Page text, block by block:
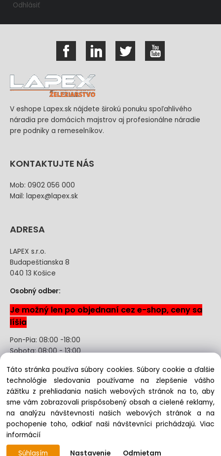
Odhlásiť
V eshope Lapex.sk nájdete širokú ponuku spoľahlivého
náradia pre domácich majstrov aj profesionálne náradie
pre podniky a remeselníkov.
KONTAKTUJTE NÁS
Mob: 0902 056 000
Mail: lapex@lapex.sk
ADRESA
LAPEX s.r.o.
Budapeštianska 8
040 13 Košice
Osobný odber:
Je možný len po objednaní cez e-shop, ceny sa
líšia
Pon-Pia: 08:00 -18:00
Sobota: 08:00 - 13:00
Odstúpenie od kúpnej zmluvy uzavretej na diaľku bez
registrácie
Copyright © 2022 lapex.sk, All rights reserved
Táto stránka používa súbory cookies. Súbory cookie a ďalšie
technológie sledovania používame na zlepšenie vášho
zážitku z prehliadania našich webových stránok na to, aby
sme vám zobrazovali prispôsobený obsah a cielené reklamy,
na analýzu návštevnosti našich webových stránok a na
pochopenie toho, odkiaľ naši návštevníci prichádzajú.Viac
informácií
Súhlasím
Nastavenie Odmietam